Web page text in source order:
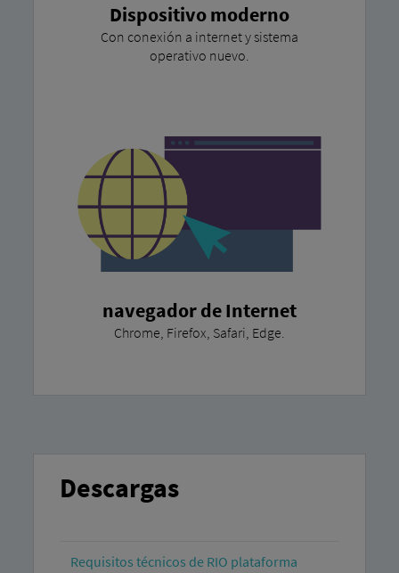
Dispositivo moderno
Con conexión a internet y sistema
operativo nuevo.
navegador de Internet
Chrome, Firefox, Safari, Edge.
Descargas
Requisitos técnicos de RIO plataforma